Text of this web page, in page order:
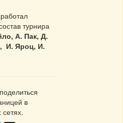
турнира
А. Пак, Д.
И. Яроц, И.
в